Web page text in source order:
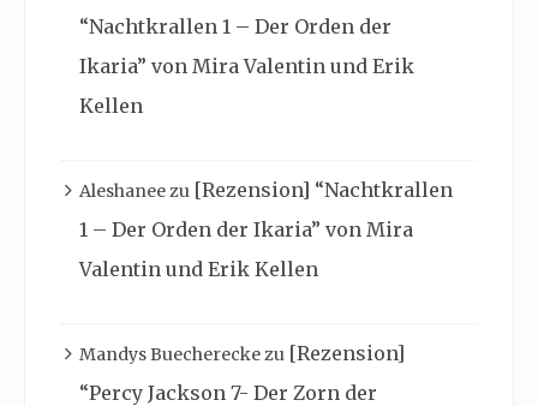
“Nachtkrallen 1 – Der Orden der
Ikaria” von Mira Valentin und Erik
Kellen
Aleshaneezu [Rezension] “Nachtkrallen
1 – Der Orden der Ikaria” von Mira
Valentin und Erik Kellen
Mandys Buechereckezu [Rezension]
“Percy Jackson 7- Der Zorn der